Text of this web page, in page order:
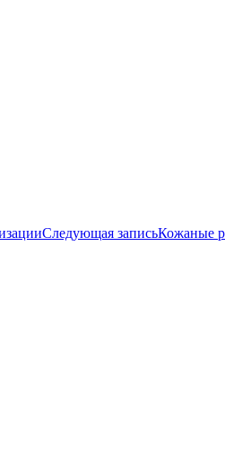
Следующая записьКожаные